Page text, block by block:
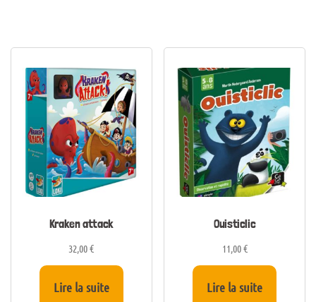
Kraken attack
32,00€
Lire la suite
Ouisticlic
11,00€
Lire la suite